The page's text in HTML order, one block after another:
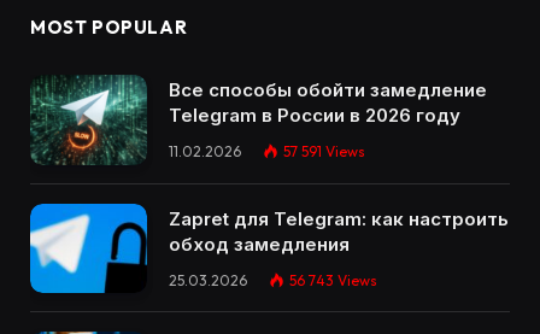
MOST POPULAR
Все способы обойти замедление
Telegram в России в 2026 году
11.02.2026 57 591 Views
Zapret для Telegram: как настроить
обход замедления
25.03.2026 56 743 Views